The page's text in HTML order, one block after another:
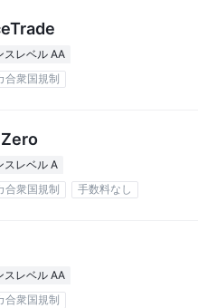
スレベル AA
合衆国規制
スレベル A
合衆国規制
手数料なし
スレベル AA
合衆国規制